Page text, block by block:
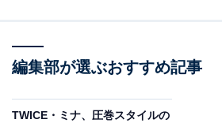
編集部が選ぶおすすめ記事
TWICE・ミナ、圧巻スタイルの